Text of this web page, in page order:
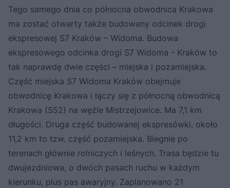
Tego samego dnia co północna obwodnica Krakowa
ma zostać otwarty także budowany odcinek drogi
ekspresowej S7 Kraków – Widoma. Budowa
ekspresowego odcinka drogi S7 Widoma - Kraków to
tak naprawdę dwie części – miejska i pozamiejska.
Część miejska S7 Widoma Kraków obejmuje
obwodnicę Krakowa i łączy się z północną obwodnicą
Krakowa (S52) na węźle Mistrzejowice. Ma 7,1 km
długości. Druga część budowanej ekspresówki, około
11,2 km to tzw. część pozamiejska. Biegnie po
terenach głównie rolniczych i leśnych. Trasa będzie tu
dwujezdniowa, o dwóch pasach ruchu w każdym
kierunku, plus pas awaryjny. Zaplanowano 21